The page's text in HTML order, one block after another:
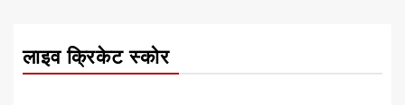
लाइव क्रिकेट स्कोर